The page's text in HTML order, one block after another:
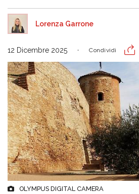
Lorenza Garrone
12 Dicembre 2025 Condividi
OLYMPUS DIGITAL CAMERA